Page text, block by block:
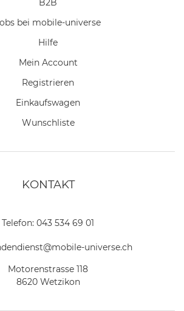
B2B
bei mobile-universe
Hilfe
Mein Account
Registrieren
Einkaufswagen
Wunschliste
KONTAKT
Telefon: 043 534 69 01
universe.ch
Motorenstrasse 118
8620 Wetzikon